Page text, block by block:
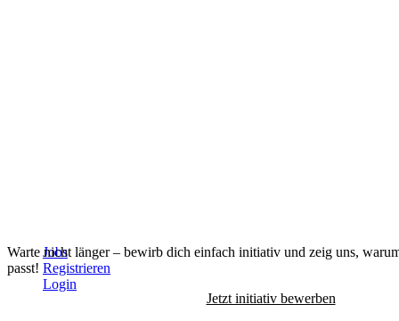
Jobs
Registrieren
Login
Warte nicht länger – bewirb dich einfach initiativ und zeig uns,
passt!
Jetzt initiativ bewerben